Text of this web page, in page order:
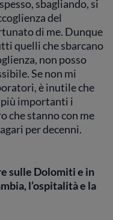
sbagliando, si
del
di me. Dunque
quelli che sbarcano
non posso
Se non mi
è inutile che
più importanti i
che stanno con me
per decenni.
sulle Dolomiti e in
l’ospitalità e la